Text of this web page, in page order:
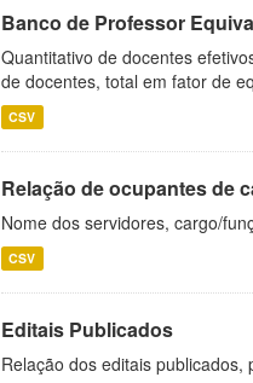
Banco de Professor
Quantitativo de docentes
de docentes, total em fator de
CSV
Relação de ocupantes de
Nome dos servidores, cargo/
CSV
Editais Publicados
Relação dos editais